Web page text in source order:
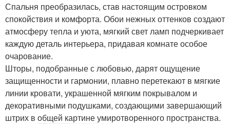
Спальня преобразилась, став настоящим островком
спокойствия и комфорта. Обои нежных оттенков создают
атмосферу тепла и уюта, мягкий свет ламп подчеркивает
каждую деталь интерьера, придавая комнате особое
очарование.
Шторы, подобранные с любовью, дарят ощущение
защищенности и гармонии, плавно перетекают в мягкие
линии кровати, украшенной мягким покрывалом и
декоративными подушками, создающими завершающий
штрих в общей картине умиротворенного пространства.